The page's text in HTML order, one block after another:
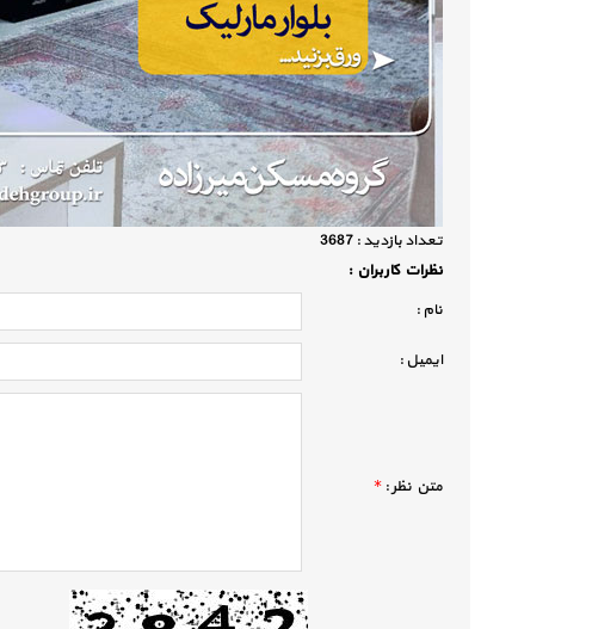
تعداد بازديد : 3687
نظرات كاربران :
نام :
ايميل :
متن نظر : *